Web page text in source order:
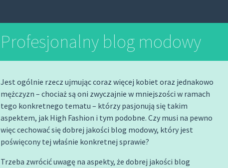
Profesjonalny blog modowy
Jest ogólnie rzecz ujmując coraz więcej kobiet oraz jednakowo
mężczyzn – chociaż są oni zwyczajnie w mniejszości w ramach
tego konkretnego tematu – którzy pasjonują się takim
aspektem, jak High Fashion i tym podobne. Czy musi na pewno
więc cechować się dobrej jakości blog modowy, który jest
poświęcony tej właśnie konkretnej sprawie?
Trzeba zwrócić uwagę na aspekty, że dobrej jakości blog